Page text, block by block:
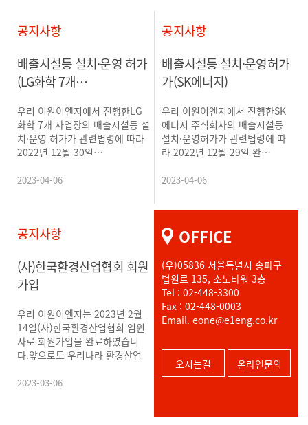
공지사항
배출시설등 설치·운영 허가
(LG화학 7개…
우리 이원이엔지에서 진행한LG
화학 7개 사업장의 배출시설등 설
치·운영 허가가 관련법령에 따라
2022년 12월 30일…
2023-04-06
공지사항
배출시설등 설치·운영허가
가(SK에너지)
우리 이원이엔지에서 진행한SK
에너지 주식회사의 배출시설등
설치·운영허가가 관련법령에 따
라 2022년 12월 29일 완…
2023-04-06
공지사항
(사)한국환경산업협회 회원
가입
우리 이원이엔지는 2023년 2월
14일(사)한국환경산업협회 임원
사로 회원가입을 완료하였습니
다.앞으로도 우리나라 환경산업
2023-03-06
OFFICE
(우)05836 서울특별시 송파구
법원로 135, 소노타워 3층
Tel : 02-448-3300
Fax : 02-448-0003
Email. eone@e1eng.co.kr
오시는길 온라인문의